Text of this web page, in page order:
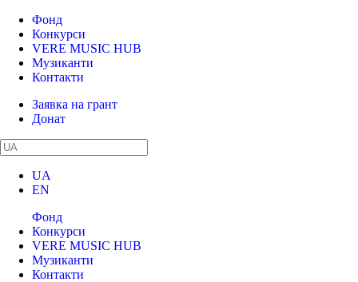
Фонд
Конкурси
VERE MUSIC HUB
Музиканти
Контакти
Заявка на грант
Донат
UA
EN
Фонд
Конкурси
VERE MUSIC HUB
Музиканти
Контакти